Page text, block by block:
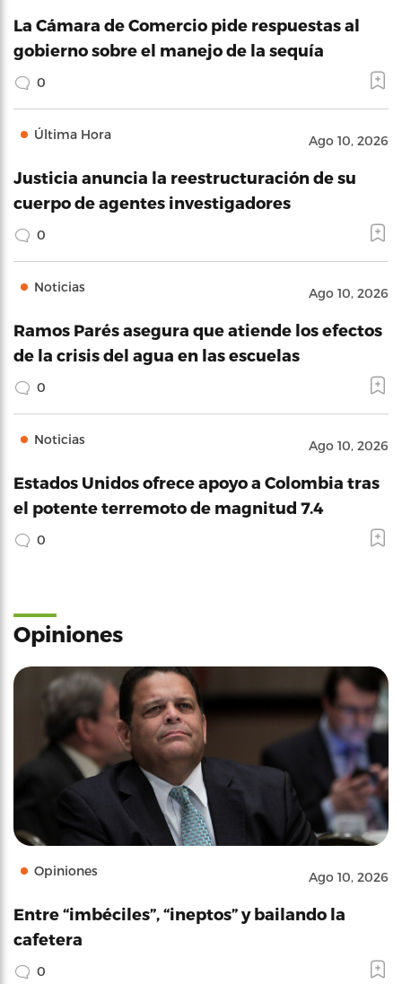
La Cámara de Comercio pide respuestas al
gobierno sobre el manejo de la sequía
0
Última Hora Ago 10, 2026
Justicia anuncia la reestructuración de su
cuerpo de agentes investigadores
0
Noticias Ago 10, 2026
Ramos Parés asegura que atiende los efectos
de la crisis del agua en las escuelas
0
Noticias Ago 10, 2026
Estados Unidos ofrece apoyo a Colombia tras
el potente terremoto de magnitud 7.4
0
Opiniones
Opiniones Ago 10, 2026
Entre “imbéciles”, “ineptos” y bailando la
cafetera
0